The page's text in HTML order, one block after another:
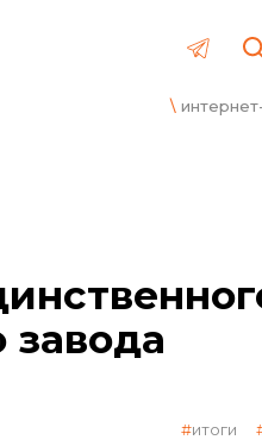
завода
итоги